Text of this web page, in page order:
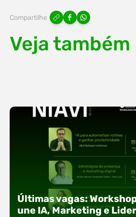
Compartilhe
Veja também
Últimas vagas:
une IA, Marketing e